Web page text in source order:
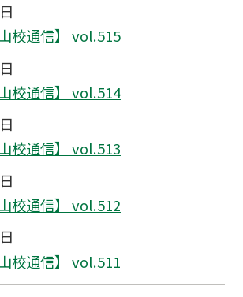
校通信】 vol.515
校通信】 vol.514
校通信】 vol.513
校通信】 vol.512
校通信】 vol.511